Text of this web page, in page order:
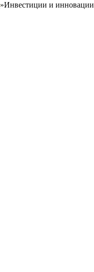
»Инвестиции и инновации